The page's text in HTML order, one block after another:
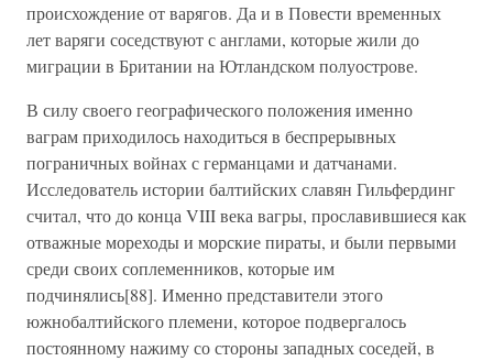
происхождение от варягов. Да и в Повести временных
лет варяги соседствуют с англами, которые жили до
миграции в Британии на Ютландском полуострове.
В силу своего географического положения именно
ваграм приходилось находиться в беспрерывных
пограничных войнах с германцами и датчанами.
Исследователь истории балтийских славян Гильфердинг
считал, что до конца VIII века вагры, прославившиеся как
отважные мореходы и морские пираты, и были первыми
среди своих соплеменников, которые им
подчинялись[88]. Именно представители этого
южнобалтийского племени, которое подвергалось
постоянному нажиму со стороны западных соседей, в